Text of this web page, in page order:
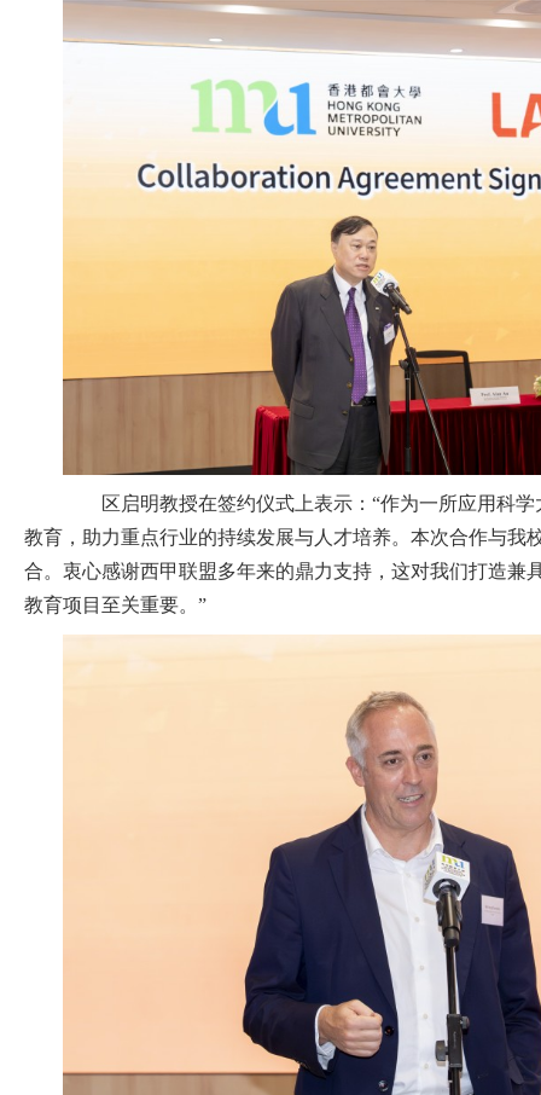
区启明教授在签约仪式上表示：“作为一所应用科学
教育，助力重点行业的持续发展与人才培养。本次合作与我
合。衷心感谢西甲联盟多年来的鼎力支持，这对我们打造兼
教育项目至关重要。”